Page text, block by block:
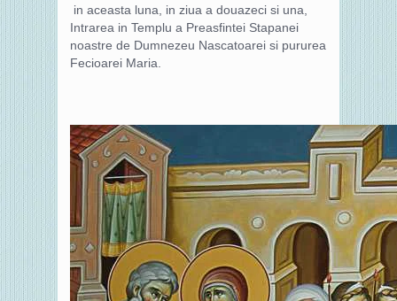
in aceasta luna, in ziua a douazeci si una,
Intrarea in Templu a Preasfintei Stapanei
noastre de Dumnezeu Nascatoarei si pururea
Fecioarei Maria.